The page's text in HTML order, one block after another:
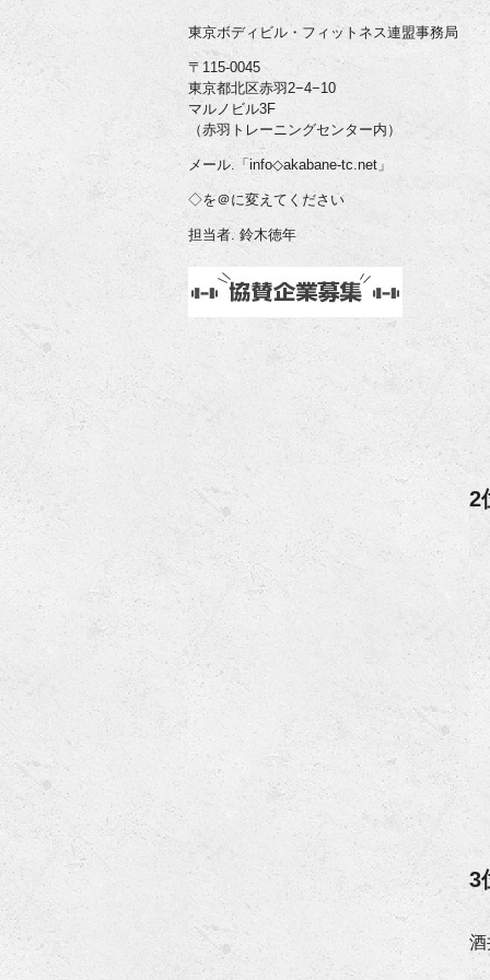
東京ボディビル・フィットネス連盟事務局
〒115-0045
東京都北区赤羽2−4−10
マルノビル3F
（赤羽トレーニングセンター内）
メール.「info◇akabane-tc.net」
◇を＠に変えてください
担当者. 鈴木徳年
2
3